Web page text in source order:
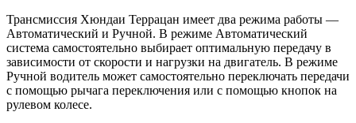
Трансмиссия Хюндаи Террацан имеет два режима работы —
Автоматический и Ручной. В режиме Автоматический
система самостоятельно выбирает оптимальную передачу в
зависимости от скорости и нагрузки на двигатель. В режиме
Ручной водитель может самостоятельно переключать передачи
с помощью рычага переключения или с помощью кнопок на
рулевом колесе.